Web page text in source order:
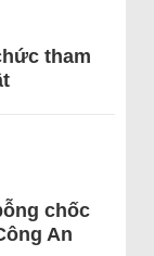
tham
chốc
An